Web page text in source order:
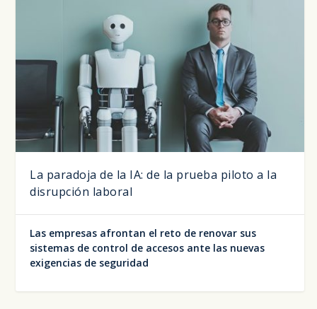
La paradoja de la IA: de la prueba piloto a la
disrupción laboral
Las empresas afrontan el reto de renovar sus
sistemas de control de accesos ante las nuevas
exigencias de seguridad